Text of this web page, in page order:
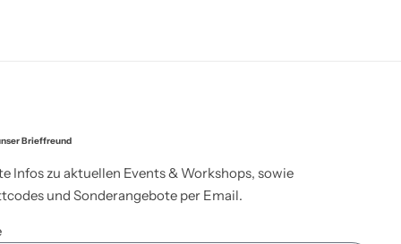
Brieffreund
Infos zu aktuellen Events & Workshops, sowie
und Sonderangebote per Email.